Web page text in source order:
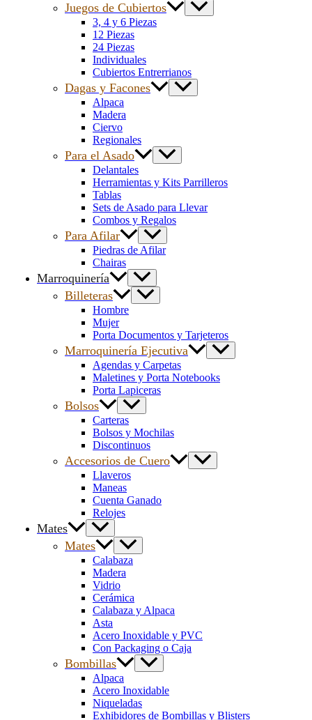
Juegos de Cubiertos
3, 4 y 6 Piezas
12 Piezas
24 Piezas
Individuales
Cubiertos Entrerrianos
Dagas y Facones
Alpaca
Madera
Ciervo
Regionales
Para el Asado
Delantales
Herramientas y Kits Parrilleros
Tablas
Sets de Asado para Llevar
Combos y Regalos
Para Afilar
Piedras de Afilar
Chairas
Marroquinería
Billeteras
Hombre
Mujer
Porta Documentos y Tarjeteros
Marroquinería Ejecutiva
Agendas y Carpetas
Maletines y Porta Notebooks
Porta Lapiceras
Bolsos
Carteras
Bolsos y Mochilas
Discontinuos
Accesorios de Cuero
Llaveros
Maneas
Cuenta Ganado
Relojes
Mates
Mates
Calabaza
Madera
Vidrio
Cerámica
Calabaza y Alpaca
Asta
Acero Inoxidable y PVC
Con Packaging o Caja
Bombillas
Alpaca
Acero Inoxidable
Niqueladas
Exhibidores de Bombillas y Blisters